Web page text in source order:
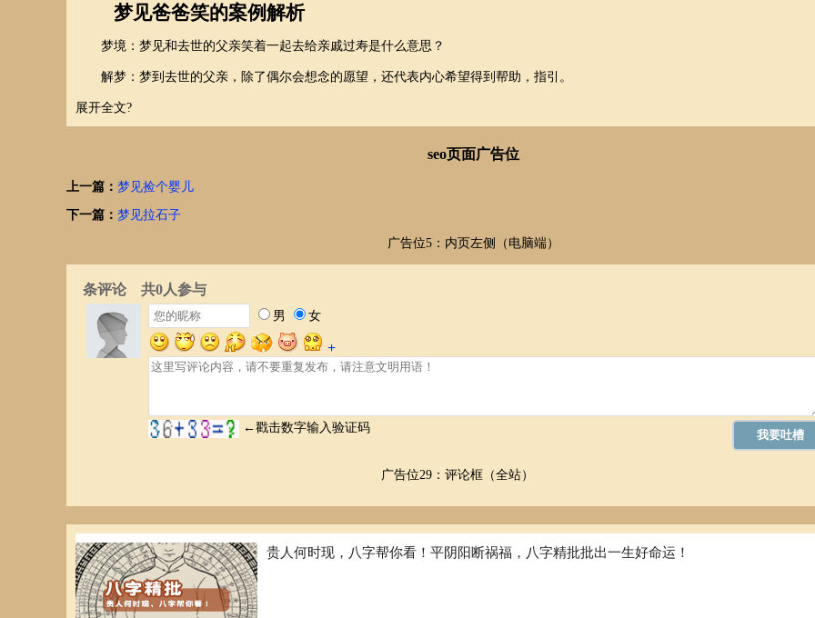
梦见爸爸笑的案例解析
梦境：梦见和去世的父亲笑着一起去给亲戚过寿是什么意思？
解梦：梦到去世的父亲，除了偶尔会想念的愿望，还代表内心希望得到帮助，指引。
展开全文?
seo页面广告位
上一篇： 梦见捡个婴儿
下一篇： 梦见拉石子
广告位5：内页左侧（电脑端）
广告位29：评论框（全站）
贵人何时现，八字帮你看！平阴阳断祸福，八字精批批出一生好命运！